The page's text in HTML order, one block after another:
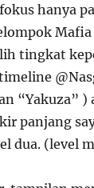
hanya
Mafia
tingkat
“Yakuza” )
panjang
dua. (level